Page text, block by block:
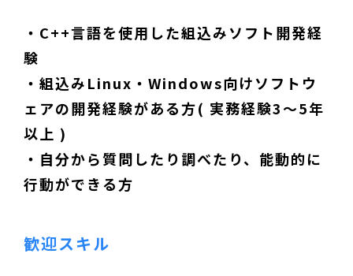
・C++言語を使用した組込みソフト開発経
験
・組込みLinux・Windows向けソフトウ
ェアの開発経験がある方( 実務経験3〜5年
以上 )
・自分から質問したり調べたり、能動的に
行動ができる方
歓迎スキル